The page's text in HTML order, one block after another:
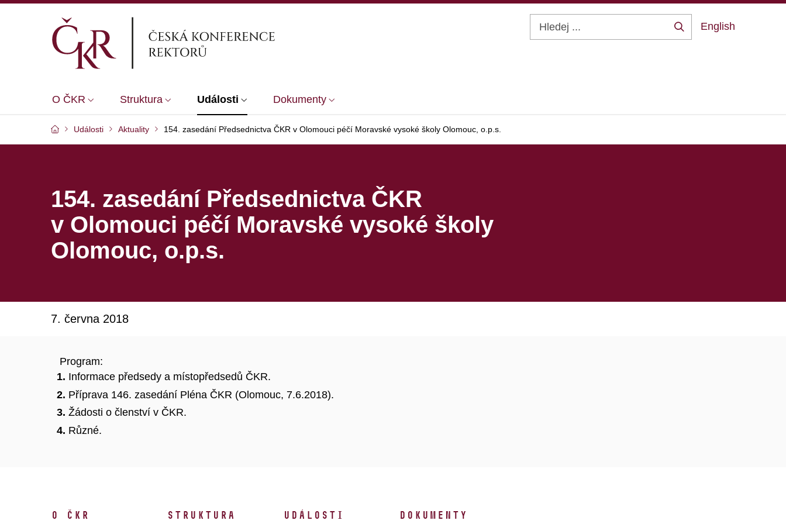
English
O ČKR Struktura Události Dokumenty
Události Aktuality 154. zasedání Předsednictva ČKR v Olomouci péčí Moravské vysoké školy Olomouc, o.p.s.
154. zasedání Předsednictva ČKR
v Olomouci péčí Moravské vysoké školy
Olomouc, o.p.s.
7. června 2018
Program:
Informace předsedy a místopředsedů ČKR.
Příprava 146. zasedání Pléna ČKR (Olomouc, 7.6.2018).
Žádosti o členství v ČKR.
Různé.
O ČKR Struktura Události Dokumenty